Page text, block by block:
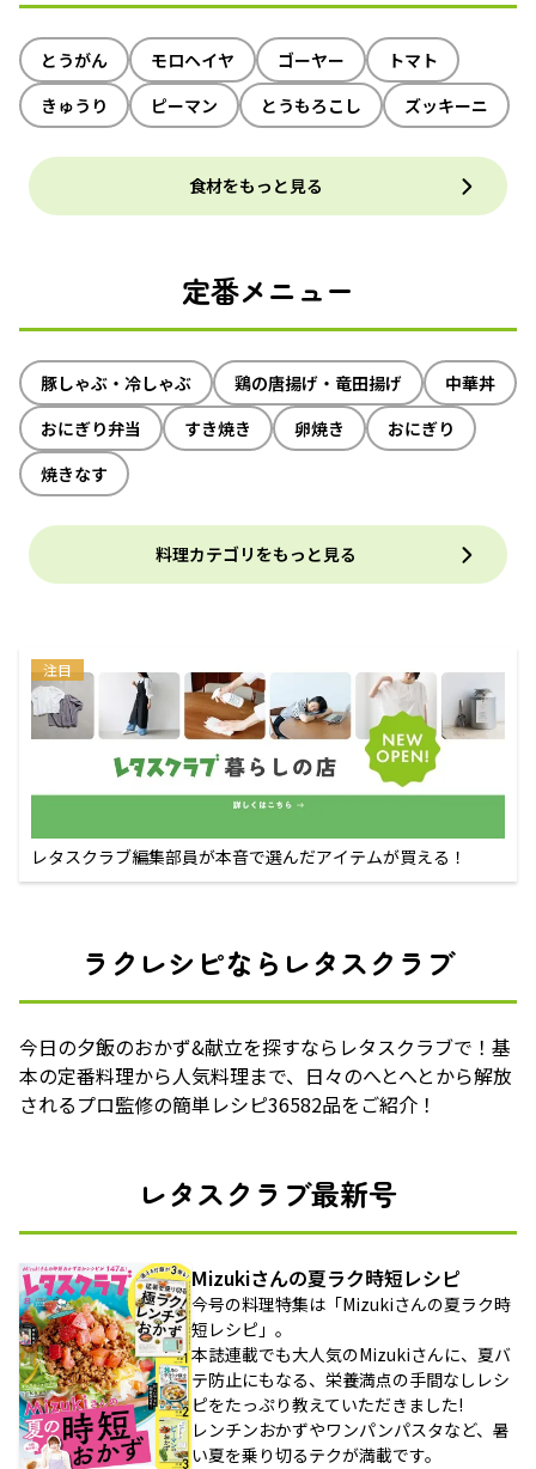
とうがん モロヘイヤ ゴーヤー
トマト
きゅうり
ピーマン とうもろこし ズッキーニ
食材をもっと見る
定番メニュー
豚しゃぶ・冷しゃぶ 鶏の唐揚げ・竜田揚げ
中華丼
おにぎり弁当
すき焼き 卵焼き
おにぎり
焼きなす
料理カテゴリをもっと見る
注目
レタスクラブ編集部員が本音で選んだアイテムが買える！
ラクレシピならレタスクラブ
今日の夕飯のおかず&献立を探すならレタスクラブで！基
本の定番料理から人気料理まで、日々のへとへとから解放
されるプロ監修の簡単レシピ36582品をご紹介！
レタスクラブ最新号
Mizukiさんの夏ラク時短レシピ
今号の料理特集は「Mizukiさんの夏ラク時
短レシピ」。
本誌連載でも大人気のMizukiさんに、夏バ
テ防止にもなる、栄養満点の手間なしレシ
ピをたっぷり教えていただきました!
レンチンおかずやワンパンパスタなど、暑
い夏を乗り切るテクが満載です。